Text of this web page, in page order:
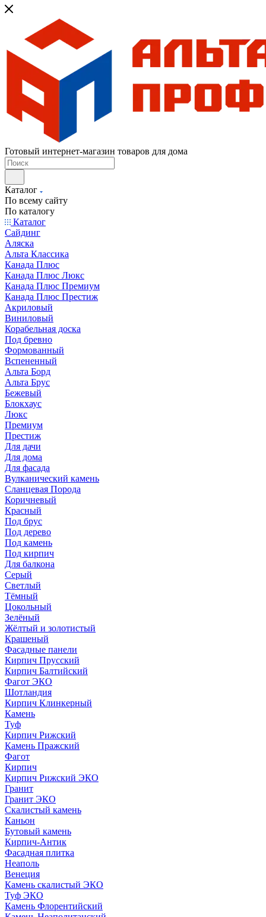
Готовый интернет-магазин товаров для дома
Каталог
По всему сайту
По каталогу
Каталог
Сайдинг
Аляска
Альта Классика
Канада Плюс
Канада Плюс Люкс
Канада Плюс Премиум
Канада Плюс Престиж
Акриловый
Виниловый
Корабельная доска
Под бревно
Формованный
Вспененный
Альта Борд
Альта Брус
Бежевый
Блокхаус
Люкс
Премиум
Престиж
Для дачи
Для дома
Для фасада
Вулканический камень
Сланцевая Порода
Коричневый
Красный
Под брус
Под дерево
Под камень
Под кирпич
Для балкона
Серый
Светлый
Тёмный
Цокольный
Зелёный
Жёлтый и золотистый
Крашеный
Фасадные панели
Кирпич Прусский
Кирпич Балтийский
Фагот ЭКО
Шотландия
Кирпич Клинкерный
Камень
Туф
Кирпич Рижский
Камень Пражский
Фагот
Кирпич
Кирпич Рижский ЭКО
Гранит
Гранит ЭКО
Скалистый камень
Каньон
Бутовый камень
Кирпич-Антик
Фасадная плитка
Неаполь
Венеция
Камень скалистый ЭКО
Туф ЭКО
Камень Флорентийский